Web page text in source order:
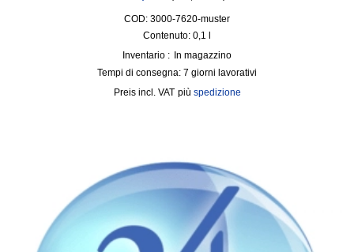
COD: 3000-7620-muster
Contenuto: 0,1 l
Inventario : In magazzino
Tempi di consegna: 7 giorni lavorativi
incl. VAT più spedizione